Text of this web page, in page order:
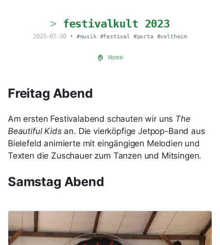
festivalkult 2023
2023-07-30 • #musik #festival #porta #veltheim
🏠 Home
Freitag Abend
Am ersten Festivalabend schauten wir uns The
Beautiful Kidsan. Die vierköpfige Jetpop-Band aus
Bielefeld animierte mit eingängigen Melodien und
Texten die Zuschauer zum Tanzen und Mitsingen.
Samstag Abend